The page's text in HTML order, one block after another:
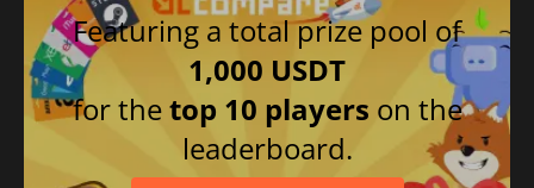
Featuring a total prize pool of
1,000 USDT
for thetop 10 players on the
leaderboard.